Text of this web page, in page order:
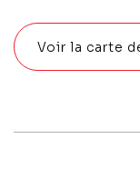
Voir la carte